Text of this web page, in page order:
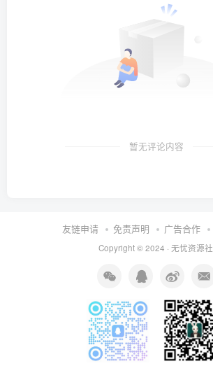
暂无评论内容
友链申请 免责声明 广告合作
Copyright © 2024 · 无忧资源社